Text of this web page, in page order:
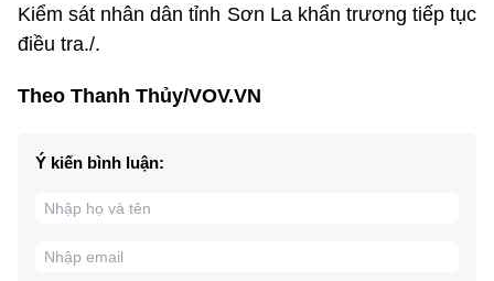
Kiểm sát nhân dân tỉnh Sơn La khẩn trương tiếp tục
điều tra./.
Theo Thanh Thủy/VOV.VN
Ý kiến bình luận: